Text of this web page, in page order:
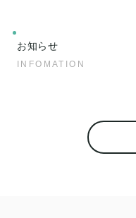
お知らせ
INFOMATION